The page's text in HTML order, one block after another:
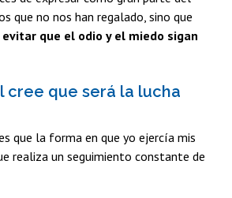
que no nos han regalado, sino que
que el odio y el miedo sigan
cree que será la lucha
que la forma en que yo ejercía mis
realiza un seguimiento constante de